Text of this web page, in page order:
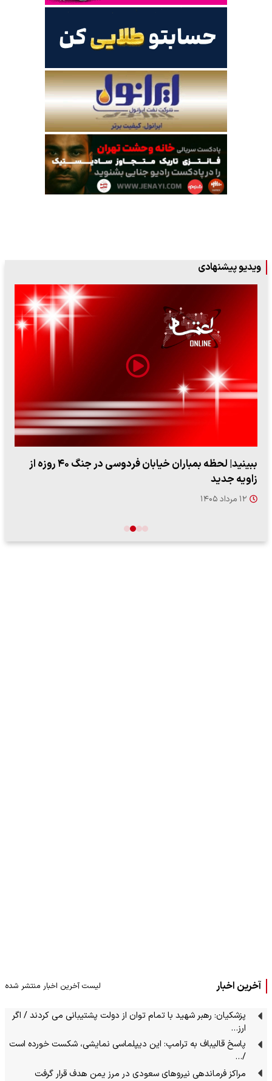
ویدیو پیشنهادی
ببینید| لحظه بمباران خیابان فردوسی در جنگ ۴۰ روزه از
زاویه جدید
۱۲ مرداد ۱۴۰۵
آخرین اخبار لیست آخرین اخبار منتشر شده
پزشکیان: رهبر شهید با تمام توان از دولت پشتیبانی می کردند / اگر
ارز…
پاسخ قالیباف به ترامپ: این دیپلماسی نمایشی، شکست خورده است
/…
مراکز فرماندهی نیروهای سعودی در مرز یمن هدف قرار گرفت